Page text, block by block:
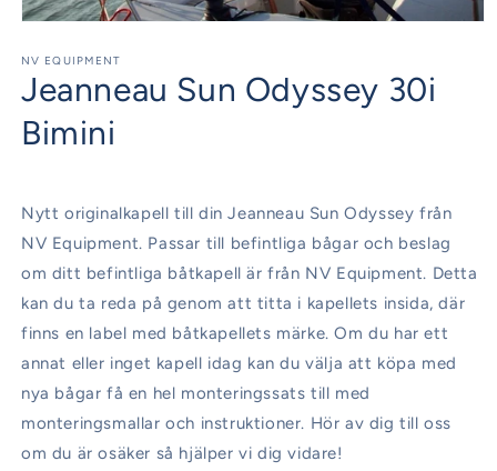
1
modalfönster
NV EQUIPMENT
Jeanneau Sun Odyssey 30i
Bimini
Nytt originalkapell till din Jeanneau Sun Odyssey från
NV Equipment. Passar till befintliga bågar och beslag
om ditt befintliga båtkapell är från NV Equipment. Detta
kan du ta reda på genom att titta i kapellets insida, där
finns en label med båtkapellets märke. Om du har ett
annat eller inget kapell idag kan du välja att köpa med
nya bågar få en hel monteringssats till med
monteringsmallar och instruktioner. Hör av dig till oss
om du är osäker så hjälper vi dig vidare!